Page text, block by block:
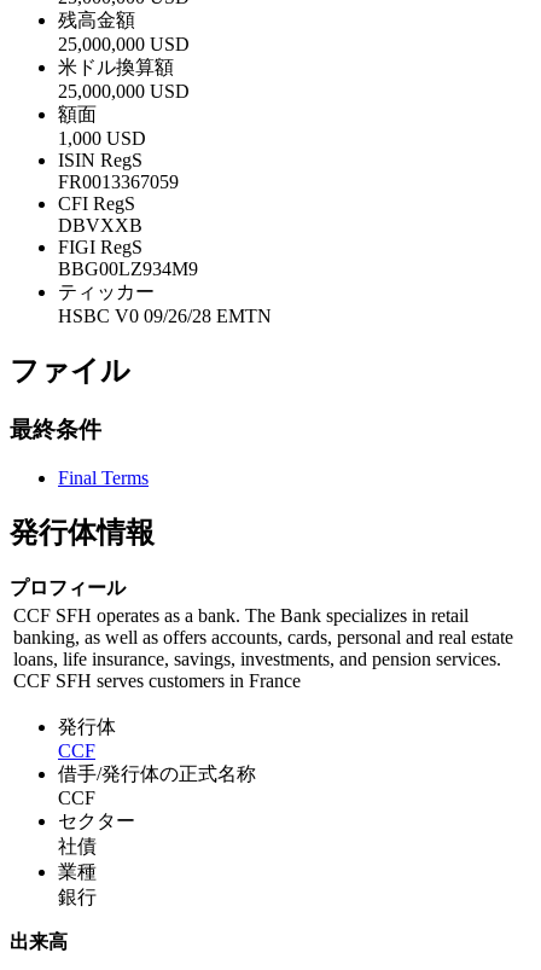
残高金額
25,000,000 USD
米ドル換算額
25,000,000 USD
額面
1,000 USD
ISIN RegS
FR0013367059
CFI RegS
DBVXXB
FIGI RegS
BBG00LZ934M9
ティッカー
HSBC V0 09/26/28 EMTN
ファイル
最終条件
Final Terms
発行体情報
プロフィール
CCF SFH operates as a bank. The Bank specializes in retail
banking, as well as offers accounts, cards, personal and real estate
loans, life insurance, savings, investments, and pension services.
CCF SFH serves customers in France
発行体
CCF
借手/発行体の正式名称
CCF
セクター
社債
業種
銀行
出来高